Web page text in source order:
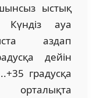
ыстық
ауа
аздап
дейін
градусқа
орталықта